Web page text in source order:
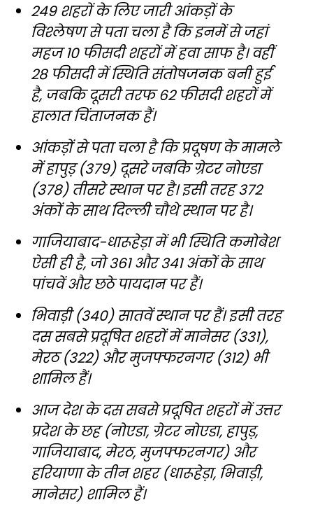
249 शहरों के लिए जारी आंकड़ों के
विश्लेषण से पता चला है कि इनमें से जहां
महज 10 फीसदी शहरों में हवा साफ है। वहीं
28 फीसदी में स्थिति संतोषजनक बनी हुई
है, जबकि दूसरी तरफ 62 फीसदी शहरों में
हालात चिंताजनक हैं।
आंकड़ों से पता चला है कि प्रदूषण के मामले
में हापुड़ (379) दूसरे जबकि ग्रेटर नोएडा
(378) तीसरे स्थान पर है। इसी तरह 372
अंकों के साथ दिल्ली चौथे स्थान पर है।
गाजियाबाद-धारूहेड़ा में भी स्थिति कमोबेश
ऐसी ही है, जो 361 और 341 अंकों के साथ
पांचवें और छठे पायदान पर हैं।
भिवाड़ी (340) सातवें स्थान पर हैं। इसी तरह
दस सबसे प्रदूषित शहरों में मानेसर (331),
मेरठ (322) और मुजफ्फरनगर (312) भी
शामिल हैं।
आज देश के दस सबसे प्रदूषित शहरों में उत्तर
प्रदेश के छह (नोएडा, ग्रेटर नोएडा, हापुड़,
गाजियाबाद, मेरठ, मुजफ्फरनगर) और
हरियाणा के तीन शहर (धारूहेड़ा, भिवाड़ी,
मानेसर) शामिल हैं।